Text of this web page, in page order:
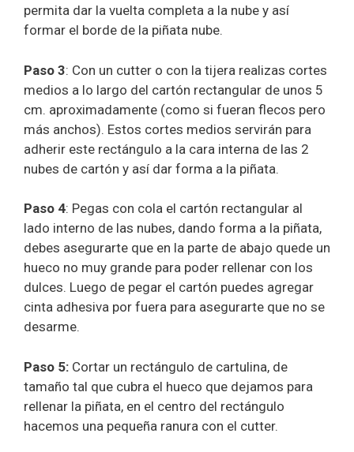
permita dar la vuelta completa a la nube y así
formar el borde de la piñata nube.
Paso 3: Con un cutter o con la tijera realizas cortes
medios a lo largo del cartón rectangular de unos 5
cm. aproximadamente (como si fueran flecos pero
más anchos). Estos cortes medios servirán para
adherir este rectángulo a la cara interna de las 2
nubes de cartón y así dar forma a la piñata.
Paso 4: Pegas con cola el cartón rectangular al
lado interno de las nubes, dando forma a la piñata,
debes asegurarte que en la parte de abajo quede un
hueco no muy grande para poder rellenar con los
dulces. Luego de pegar el cartón puedes agregar
cinta adhesiva por fuera para asegurarte que no se
desarme.
Paso 5: Cortar un rectángulo de cartulina, de
tamaño tal que cubra el hueco que dejamos para
rellenar la piñata, en el centro del rectángulo
hacemos una pequeña ranura con el cutter.